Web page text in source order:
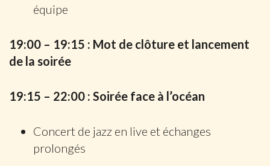
équipe
19:00 – 19:15 : Mot de clôture et lancement
de la soirée
19:15 – 22:00 : Soirée face à l’océan
Concert de jazz en live et échanges
prolongés